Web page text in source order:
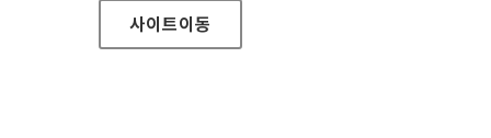
사이트이동